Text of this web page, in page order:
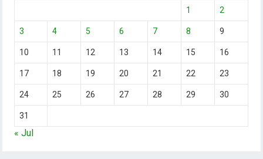
1 2
3 4 5 6 7 8 9
10 11 12 13 14 15 16
17 18 19 20 21 22 23
24 25 26 27 28 29 30
31
« Jul